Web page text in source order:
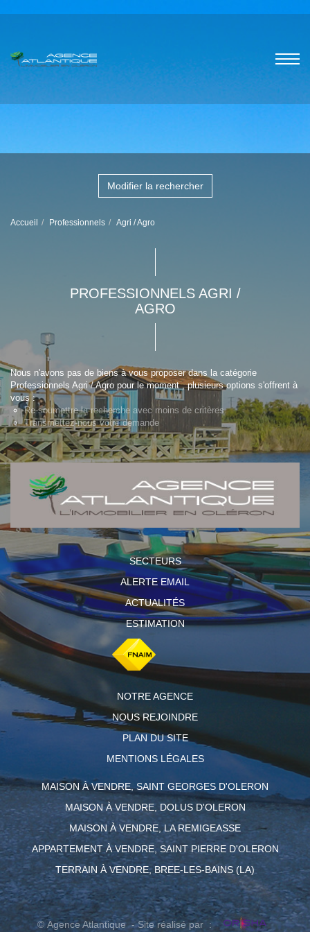
Modifier la rechercher
Accueil Professionnels Agri / Agro
PROFESSIONNELS AGRI /
AGRO
Nous n'avons pas de biens à vous proposer dans la catégorie
Professionnels Agri / Agro pour le moment , plusieurs options s'offrent à
vous :
Re-soumettre la recherche avec moins de critères.
Transmettez-nous votre demande
SECTEURS
ALERTE EMAIL
ACTUALITÉS
ESTIMATION
NOTRE AGENCE
NOUS REJOINDRE
PLAN DU SITE
MENTIONS LÉGALES
MAISON À VENDRE, SAINT GEORGES D'OLERON
MAISON À VENDRE, DOLUS D'OLERON
MAISON À VENDRE, LA REMIGEASSE
APPARTEMENT À VENDRE, SAINT PIERRE D'OLERON
TERRAIN À VENDRE, BREE-LES-BAINS (LA)
© Agence Atlantique - Site réalisé par :